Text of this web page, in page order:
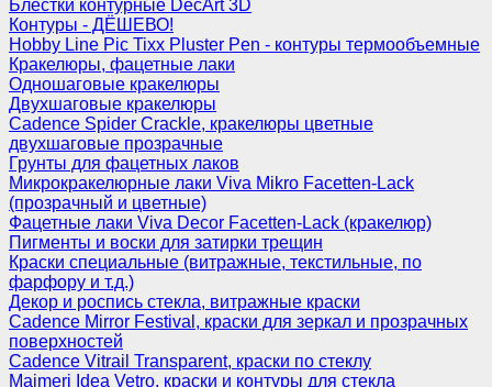
Блестки контурные DecArt 3D
Контуры - ДЁШЕВО!
Hobby Line Pic Tixx Pluster Pen - контуры термообъемные
Кракелюры, фацетные лаки
Одношаговые кракелюры
Двухшаговые кракелюры
Cadence Spider Crackle, кракелюры цветные
двухшаговые прозрачные
Грунты для фацетных лаков
Микрокракелюрные лаки Viva Mikro Facetten-Lack
(прозрачный и цветные)
Фацетные лаки Viva Decor Facetten-Lack (кракелюр)
Пигменты и воски для затирки трещин
Краски специальные (витражные, текстильные, по
фарфору и т.д.)
Декор и роспись стекла, витражные краски
Cadence Mirror Festival, краски для зеркал и прозрачных
поверхностей
Cadence Vitrail Transparent, краски по стеклу
Maimeri Idea Vetro, краски и контуры для стекла